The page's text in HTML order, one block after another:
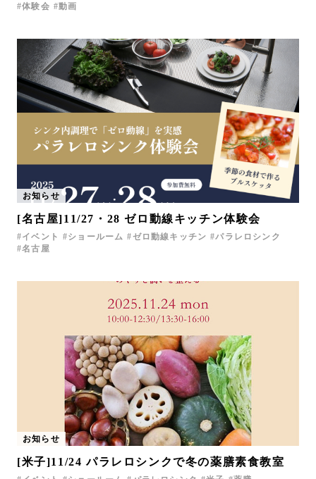
体験会
動画
お知らせ
[名古屋]11/27・28 ゼロ動線キッチン体験会
イベント ショールーム ゼロ動線キッチン
パラレロシンク
名古屋
お知らせ
[米子]11/24 パラレロシンクで冬の薬膳素食教室